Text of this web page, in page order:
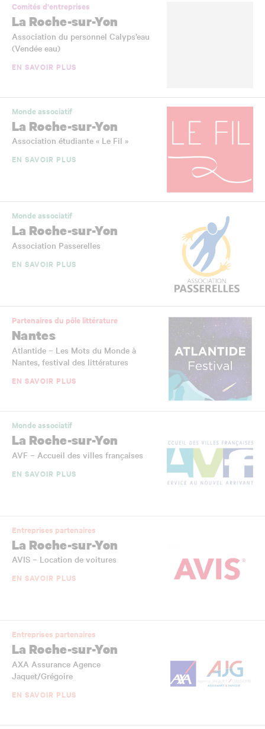
Comités d'entreprises
La Roche-sur-Yon
Association du personnel Calyps’eau
(Vendée eau)
EN SAVOIR PLUS
Monde associatif
La Roche-sur-Yon
Association étudiante « Le Fil »
EN SAVOIR PLUS
Monde associatif
La Roche-sur-Yon
Association Passerelles
EN SAVOIR PLUS
Partenaires du pôle littérature
Nantes
Atlantide – Les Mots du Monde à
Nantes, festival des littératures
EN SAVOIR PLUS
Monde associatif
La Roche-sur-Yon
AVF – Accueil des villes françaises
EN SAVOIR PLUS
Entreprises partenaires
La Roche-sur-Yon
AVIS – Location de voitures
EN SAVOIR PLUS
Entreprises partenaires
La Roche-sur-Yon
AXA Assurance Agence
Jaquet/Grégoire
EN SAVOIR PLUS